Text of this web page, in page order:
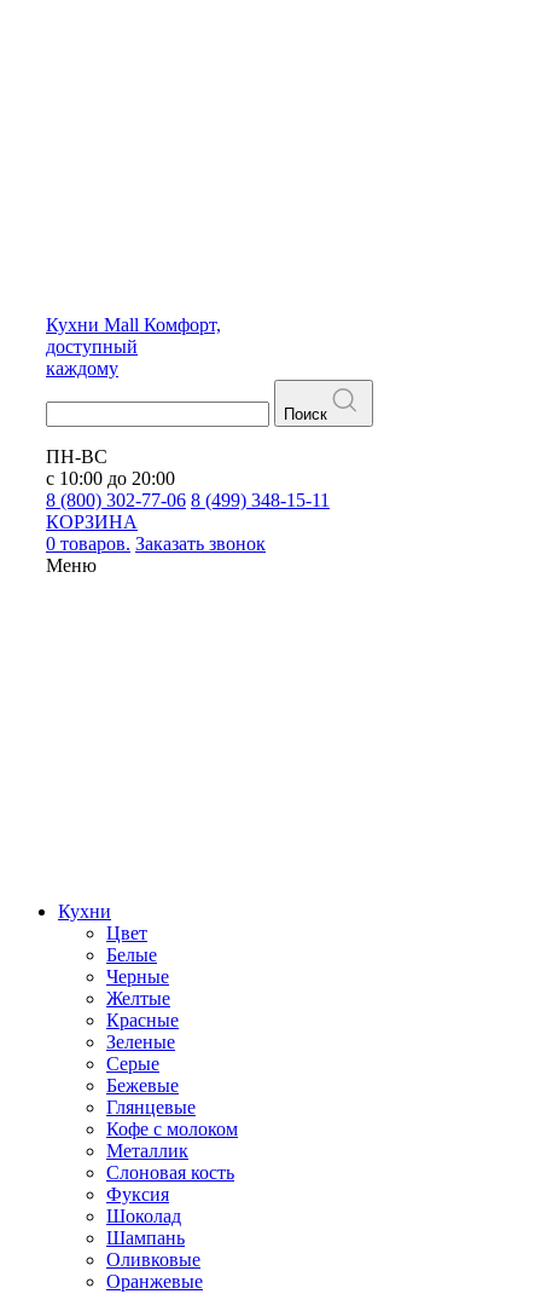
Кухни Mall Комфорт,
доступный
каждому
Поиск
ПН-ВС
с 10:00 до 20:00
8 (800) 302-77-06 8 (499) 348-15-11
КОРЗИНА
0 товаров. Заказать звонок
Меню
Кухни
Цвет
Белые
Черные
Желтые
Красные
Зеленые
Серые
Бежевые
Глянцевые
Кофе с молоком
Металлик
Слоновая кость
Фуксия
Шоколад
Шампань
Оливковые
Оранжевые